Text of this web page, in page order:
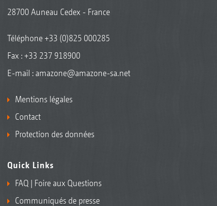
28700 Auneau Cedex - France
Téléphone+33 (0)825 000285
Fax : +33 237 918900
E-mail : amazone@amazone-sa.net
Mentions légales
Contact
Protection des données
Quick Links
FAQ | Foire aux Questions
Communiqués de presse